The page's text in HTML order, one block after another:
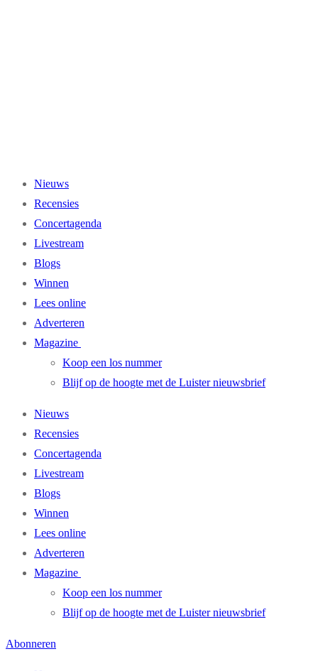
Nieuws
Recensies
Concertagenda
Livestream
Blogs
Winnen
Lees online
Adverteren
Magazine
Koop een los nummer
Blijf op de hoogte met de Luister nieuwsbrief
Nieuws
Recensies
Concertagenda
Livestream
Blogs
Winnen
Lees online
Adverteren
Magazine
Koop een los nummer
Blijf op de hoogte met de Luister nieuwsbrief
Abonneren